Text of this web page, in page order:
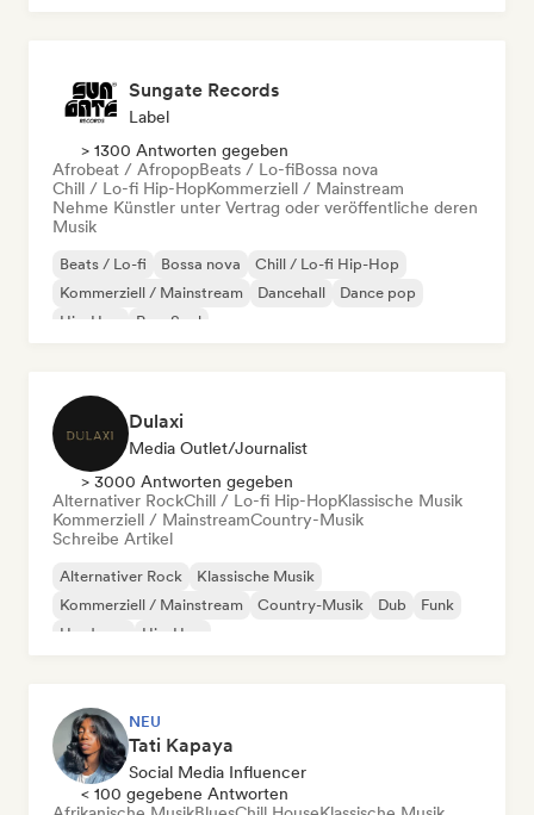
Sungate Records
Label
> 1300 Antworten gegeben
Afrobeat / AfropopBeats / Lo-fiBossa nova
Chill / Lo-fi Hip-HopKommerziell / Mainstream
Nehme Künstler unter Vertrag oder veröffentliche deren
Musik
Beats / Lo-fi Bossa nova
Chill / Lo-fi Hip-Hop
Kommerziell / Mainstream
Dancehall
Dance pop
Hip-Hop
Pop-Soul
Dulaxi
Media Outlet/Journalist
> 3000 Antworten gegeben
Alternativer RockChill / Lo-fi Hip-HopKlassische Musik
Kommerziell / MainstreamCountry-Musik
Schreibe Artikel
Alternativer Rock
Klassische Musik
Kommerziell / Mainstream
Country-Musik Dub
Funk
Hardcore
Hip-Hop
NEU
Tati Kapaya
Social Media Influencer
< 100 gegebene Antworten